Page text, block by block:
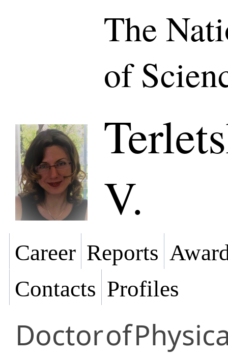
The
of
V.
Career Reports
Contacts Profiles
Doctorof